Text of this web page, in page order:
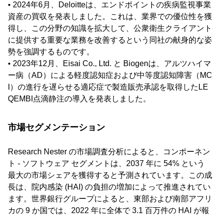
• 2024年6月、Deloitteは、エンドポイントの疾病監視事業
資産の買収を発表しました。これは、業界での優位性を獲
得し、この分野の知識を拡大して、公衆衛生クライアント
に提供する重要な業務を改善するという同社の献身的な姿
勢を強調するものです。
• 2023年12月、Eisai Co., Ltd. と Biogenは、アルツハイマ
ー病（AD）による軽度認知症および中等度認知障害（MC
I）の進行を遅らせる適応症で製造販売承認を取得したLE
QEMBI点滴静注の導入を発表しました。
市場セグメンテーション
Research Nester の市場調査分析によると、コンポーネン
ト - ソフトウェア セグメントは、2037 年に 54% という
最大の市場シェアを獲得すると予測されています。この成
長は、院内感染 (HAI) の負担の増加によって推進されてい
ます。世界銀行グループによると、東部および南部アフリ
カの 9 か国では、2022 年に全体で 3.1 百万件の HAI が報